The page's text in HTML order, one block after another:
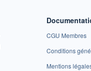
CGU Membres
Conditions
Mentions